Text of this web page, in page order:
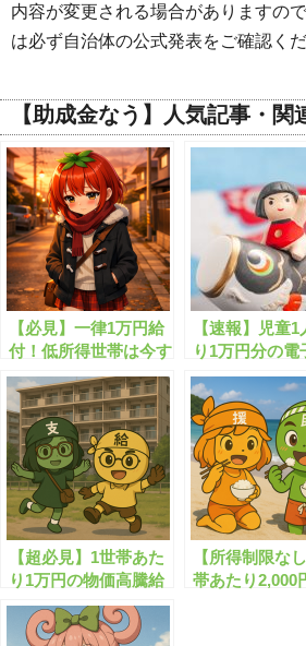
内容が変更される場合がありますの
は必ず自治体の公式発表をご確認くだ
【助成金なう】人気記事・関
【必見】一律1万円給
付！低所得世帯は今す
ぐ確認！
【速報】児童1
り1万円分の電
ポンの支給が
す！
【超必見】1世帯あた
り1万円の物価高騰給
付金が支給されます！
【所得制限な
帯あたり2,000